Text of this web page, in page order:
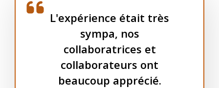
L'expérience était très
sympa, nos
collaboratrices et
collaborateurs ont
beaucoup apprécié.